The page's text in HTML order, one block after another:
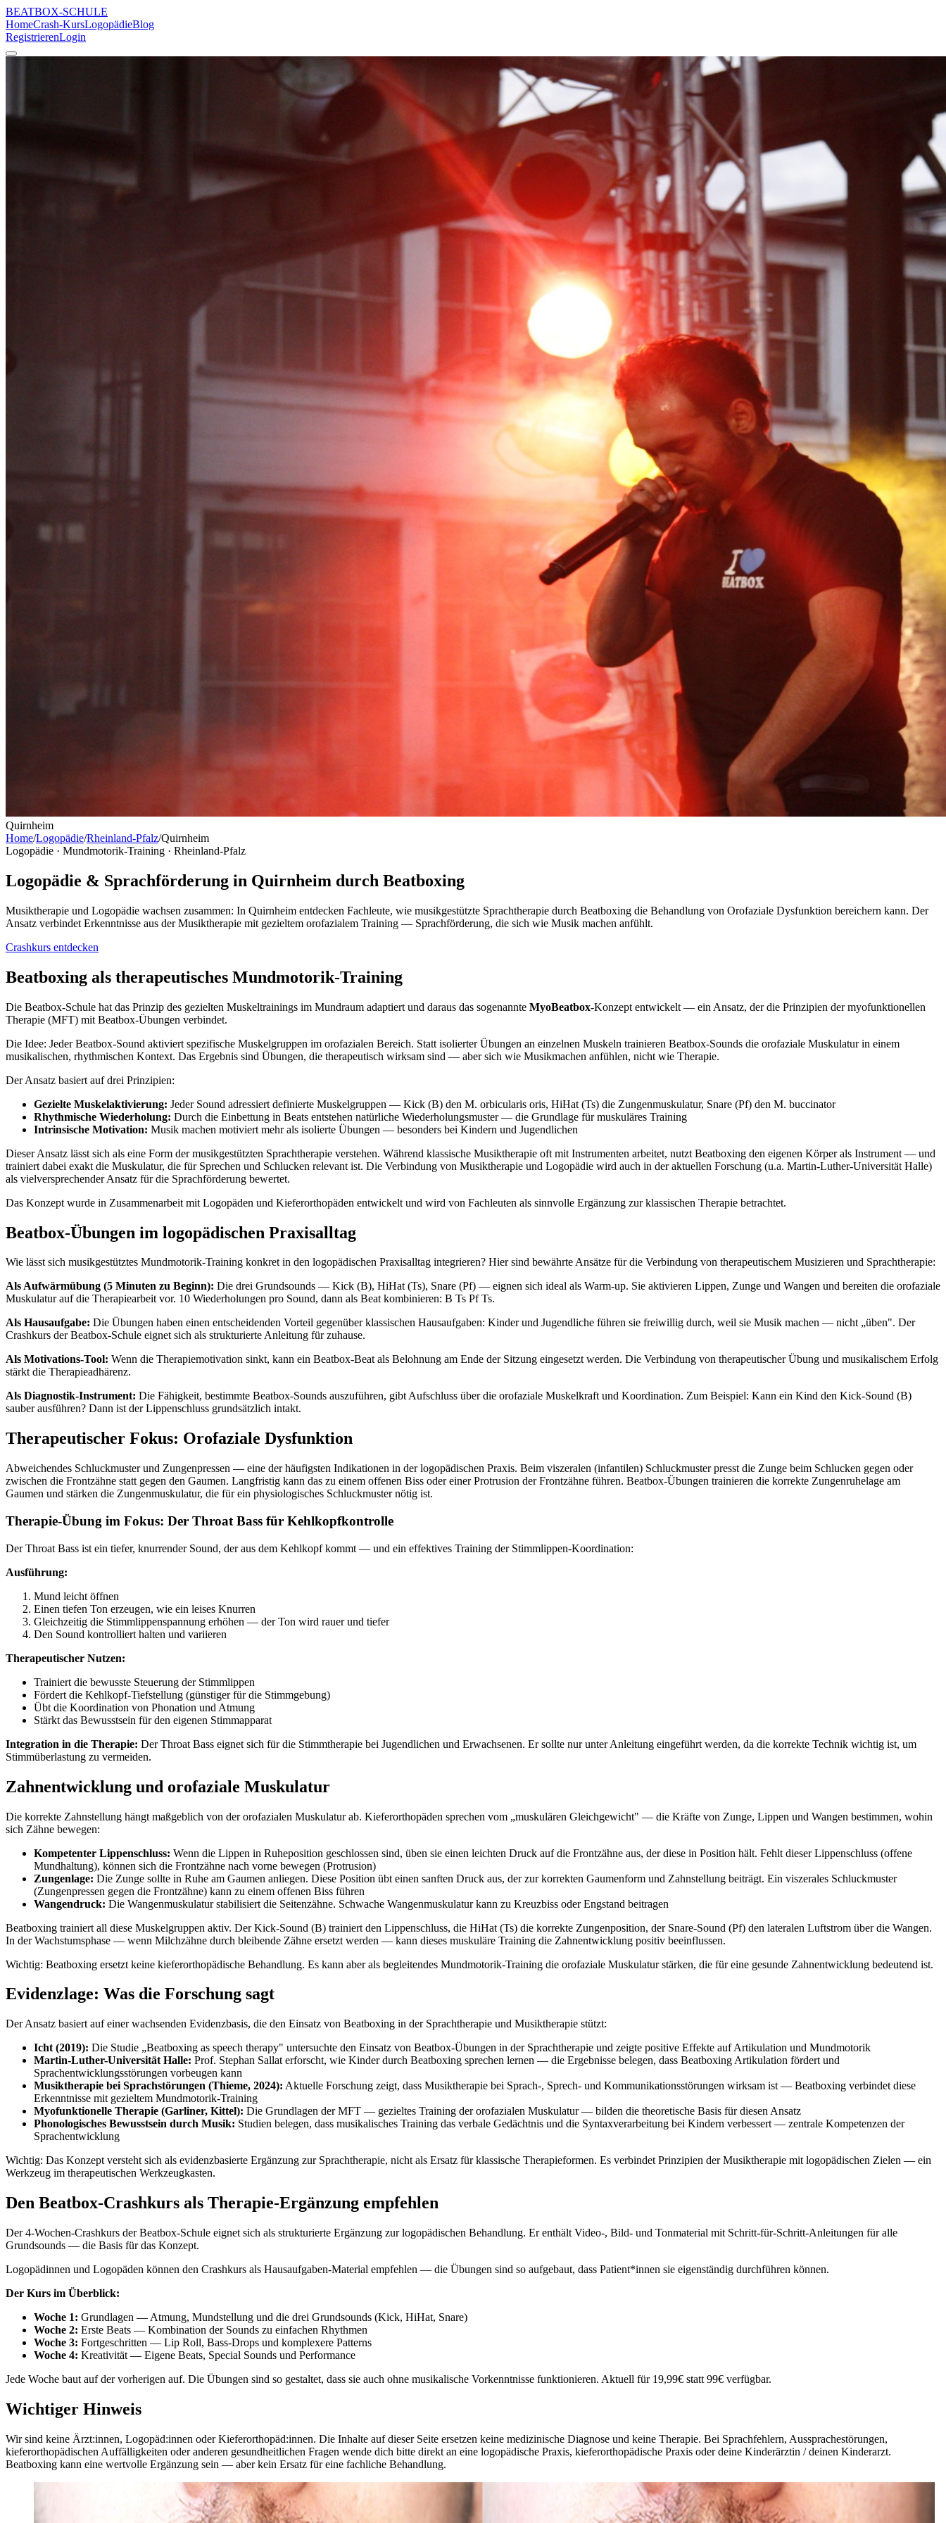
BEATBOX-SCHULE
HomeCrash-KursLogopädieBlog
RegistrierenLogin
Quirnheim
Home/Logopädie/Rheinland-Pfalz/Quirnheim
Logopädie · Mundmotorik-Training · Rheinland-Pfalz
Logopädie & Sprachförderung in Quirnheim durch Beatboxing
Musiktherapie und Logopädie wachsen zusammen: In Quirnheim entdecken Fachleute, wie musikgestützte Sprachtherapie durch Beatboxing die Behandlung von Orofaziale Dysfunktion bereichern kann. Der
Ansatz verbindet Erkenntnisse aus der Musiktherapie mit gezieltem orofazialem Training — Sprachförderung, die sich wie Musik machen anfühlt.
Crashkurs entdecken
Beatboxing als therapeutisches Mundmotorik-Training
Die Beatbox-Schule hat das Prinzip des gezielten Muskeltrainings im Mundraum adaptiert und daraus das sogenannte MyoBeatbox-Konzept entwickelt — ein Ansatz, der die Prinzipien der myofunktionellen
Therapie (MFT) mit Beatbox-Übungen verbindet.
Die Idee: Jeder Beatbox-Sound aktiviert spezifische Muskelgruppen im orofazialen Bereich. Statt isolierter Übungen an einzelnen Muskeln trainieren Beatbox-Sounds die orofaziale Muskulatur in einem
musikalischen, rhythmischen Kontext. Das Ergebnis sind Übungen, die therapeutisch wirksam sind — aber sich wie Musikmachen anfühlen, nicht wie Therapie.
Der Ansatz basiert auf drei Prinzipien:
Gezielte Muskelaktivierung: Jeder Sound adressiert definierte Muskelgruppen — Kick (B) den M. orbicularis oris, HiHat (Ts) die Zungenmuskulatur, Snare (Pf) den M. buccinator
Rhythmische Wiederholung: Durch die Einbettung in Beats entstehen natürliche Wiederholungsmuster — die Grundlage für muskuläres Training
Intrinsische Motivation: Musik machen motiviert mehr als isolierte Übungen — besonders bei Kindern und Jugendlichen
Dieser Ansatz lässt sich als eine Form der musikgestützten Sprachtherapie verstehen. Während klassische Musiktherapie oft mit Instrumenten arbeitet, nutzt Beatboxing den eigenen Körper als Instrument — und
trainiert dabei exakt die Muskulatur, die für Sprechen und Schlucken relevant ist. Die Verbindung von Musiktherapie und Logopädie wird auch in der aktuellen Forschung (u.a. Martin-Luther-Universität Halle)
als vielversprechender Ansatz für die Sprachförderung bewertet.
Das Konzept wurde in Zusammenarbeit mit Logopäden und Kieferorthopäden entwickelt und wird von Fachleuten als sinnvolle Ergänzung zur klassischen Therapie betrachtet.
Beatbox-Übungen im logopädischen Praxisalltag
Wie lässt sich musikgestütztes Mundmotorik-Training konkret in den logopädischen Praxisalltag integrieren? Hier sind bewährte Ansätze für die Verbindung von therapeutischem Musizieren und Sprachtherapie:
Als Aufwärmübung (5 Minuten zu Beginn): Die drei Grundsounds — Kick (B), HiHat (Ts), Snare (Pf) — eignen sich ideal als Warm-up. Sie aktivieren Lippen, Zunge und Wangen und bereiten die orofaziale
Muskulatur auf die Therapiearbeit vor. 10 Wiederholungen pro Sound, dann als Beat kombinieren: B Ts Pf Ts.
Als Hausaufgabe: Die Übungen haben einen entscheidenden Vorteil gegenüber klassischen Hausaufgaben: Kinder und Jugendliche führen sie freiwillig durch, weil sie Musik machen — nicht „üben". Der
Crashkurs der Beatbox-Schule eignet sich als strukturierte Anleitung für zuhause.
Als Motivations-Tool: Wenn die Therapiemotivation sinkt, kann ein Beatbox-Beat als Belohnung am Ende der Sitzung eingesetzt werden. Die Verbindung von therapeutischer Übung und musikalischem Erfolg
stärkt die Therapieadhärenz.
Als Diagnostik-Instrument: Die Fähigkeit, bestimmte Beatbox-Sounds auszuführen, gibt Aufschluss über die orofaziale Muskelkraft und Koordination. Zum Beispiel: Kann ein Kind den Kick-Sound (B)
sauber ausführen? Dann ist der Lippenschluss grundsätzlich intakt.
Therapeutischer Fokus: Orofaziale Dysfunktion
Abweichendes Schluckmuster und Zungenpressen — eine der häufigsten Indikationen in der logopädischen Praxis. Beim viszeralen (infantilen) Schluckmuster presst die Zunge beim Schlucken gegen oder
zwischen die Frontzähne statt gegen den Gaumen. Langfristig kann das zu einem offenen Biss oder einer Protrusion der Frontzähne führen. Beatbox-Übungen trainieren die korrekte Zungenruhelage am
Gaumen und stärken die Zungenmuskulatur, die für ein physiologisches Schluckmuster nötig ist.
Therapie-Übung im Fokus: Der Throat Bass für Kehlkopfkontrolle
Der Throat Bass ist ein tiefer, knurrender Sound, der aus dem Kehlkopf kommt — und ein effektives Training der Stimmlippen-Koordination:
Ausführung:
Mund leicht öffnen
Einen tiefen Ton erzeugen, wie ein leises Knurren
Gleichzeitig die Stimmlippenspannung erhöhen — der Ton wird rauer und tiefer
Den Sound kontrolliert halten und variieren
Therapeutischer Nutzen:
Trainiert die bewusste Steuerung der Stimmlippen
Fördert die Kehlkopf-Tiefstellung (günstiger für die Stimmgebung)
Übt die Koordination von Phonation und Atmung
Stärkt das Bewusstsein für den eigenen Stimmapparat
Integration in die Therapie: Der Throat Bass eignet sich für die Stimmtherapie bei Jugendlichen und Erwachsenen. Er sollte nur unter Anleitung eingeführt werden, da die korrekte Technik wichtig ist, um
Stimmüberlastung zu vermeiden.
Zahnentwicklung und orofaziale Muskulatur
Die korrekte Zahnstellung hängt maßgeblich von der orofazialen Muskulatur ab. Kieferorthopäden sprechen vom „muskulären Gleichgewicht" — die Kräfte von Zunge, Lippen und Wangen bestimmen, wohin
sich Zähne bewegen:
Kompetenter Lippenschluss: Wenn die Lippen in Ruheposition geschlossen sind, üben sie einen leichten Druck auf die Frontzähne aus, der diese in Position hält. Fehlt dieser Lippenschluss (offene
Mundhaltung), können sich die Frontzähne nach vorne bewegen (Protrusion)
Zungenlage: Die Zunge sollte in Ruhe am Gaumen anliegen. Diese Position übt einen sanften Druck aus, der zur korrekten Gaumenform und Zahnstellung beiträgt. Ein viszerales Schluckmuster
(Zungenpressen gegen die Frontzähne) kann zu einem offenen Biss führen
Wangendruck: Die Wangenmuskulatur stabilisiert die Seitenzähne. Schwache Wangenmuskulatur kann zu Kreuzbiss oder Engstand beitragen
Beatboxing trainiert all diese Muskelgruppen aktiv. Der Kick-Sound (B) trainiert den Lippenschluss, die HiHat (Ts) die korrekte Zungenposition, der Snare-Sound (Pf) den lateralen Luftstrom über die Wangen.
In der Wachstumsphase — wenn Milchzähne durch bleibende Zähne ersetzt werden — kann dieses muskuläre Training die Zahnentwicklung positiv beeinflussen.
Wichtig: Beatboxing ersetzt keine kieferorthopädische Behandlung. Es kann aber als begleitendes Mundmotorik-Training die orofaziale Muskulatur stärken, die für eine gesunde Zahnentwicklung bedeutend ist.
Evidenzlage: Was die Forschung sagt
Der Ansatz basiert auf einer wachsenden Evidenzbasis, die den Einsatz von Beatboxing in der Sprachtherapie und Musiktherapie stützt:
Icht (2019): Die Studie „Beatboxing as speech therapy" untersuchte den Einsatz von Beatbox-Übungen in der Sprachtherapie und zeigte positive Effekte auf Artikulation und Mundmotorik
Martin-Luther-Universität Halle: Prof. Stephan Sallat erforscht, wie Kinder durch Beatboxing sprechen lernen — die Ergebnisse belegen, dass Beatboxing Artikulation fördert und
Sprachentwicklungsstörungen vorbeugen kann
Musiktherapie bei Sprachstörungen (Thieme, 2024): Aktuelle Forschung zeigt, dass Musiktherapie bei Sprach-, Sprech- und Kommunikationsstörungen wirksam ist — Beatboxing verbindet diese
Erkenntnisse mit gezieltem Mundmotorik-Training
Myofunktionelle Therapie (Garliner, Kittel): Die Grundlagen der MFT — gezieltes Training der orofazialen Muskulatur — bilden die theoretische Basis für diesen Ansatz
Phonologisches Bewusstsein durch Musik: Studien belegen, dass musikalisches Training das verbale Gedächtnis und die Syntaxverarbeitung bei Kindern verbessert — zentrale Kompetenzen der
Sprachentwicklung
Wichtig: Das Konzept versteht sich als evidenzbasierte Ergänzung zur Sprachtherapie, nicht als Ersatz für klassische Therapieformen. Es verbindet Prinzipien der Musiktherapie mit logopädischen Zielen — ein
Werkzeug im therapeutischen Werkzeugkasten.
Den Beatbox-Crashkurs als Therapie-Ergänzung empfehlen
Der 4-Wochen-Crashkurs der Beatbox-Schule eignet sich als strukturierte Ergänzung zur logopädischen Behandlung. Er enthält Video-, Bild- und Tonmaterial mit Schritt-für-Schritt-Anleitungen für alle
Grundsounds — die Basis für das Konzept.
Logopädinnen und Logopäden können den Crashkurs als Hausaufgaben-Material empfehlen — die Übungen sind so aufgebaut, dass Patient*innen sie eigenständig durchführen können.
Der Kurs im Überblick:
Woche 1: Grundlagen — Atmung, Mundstellung und die drei Grundsounds (Kick, HiHat, Snare)
Woche 2: Erste Beats — Kombination der Sounds zu einfachen Rhythmen
Woche 3: Fortgeschritten — Lip Roll, Bass-Drops und komplexere Patterns
Woche 4: Kreativität — Eigene Beats, Special Sounds und Performance
Jede Woche baut auf der vorherigen auf. Die Übungen sind so gestaltet, dass sie auch ohne musikalische Vorkenntnisse funktionieren. Aktuell für 19,99€ statt 99€ verfügbar.
Wichtiger Hinweis
Wir sind keine Ärzt:innen, Logopäd:innen oder Kieferorthopäd:innen. Die Inhalte auf dieser Seite ersetzen keine medizinische Diagnose und keine Therapie. Bei Sprachfehlern, Aussprachestörungen,
kieferorthopädischen Auffälligkeiten oder anderen gesundheitlichen Fragen wende dich bitte direkt an eine logopädische Praxis, kieferorthopädische Praxis oder deine Kinderärztin / deinen Kinderarzt.
Beatboxing kann eine wertvolle Ergänzung sein — aber kein Ersatz für eine fachliche Behandlung.